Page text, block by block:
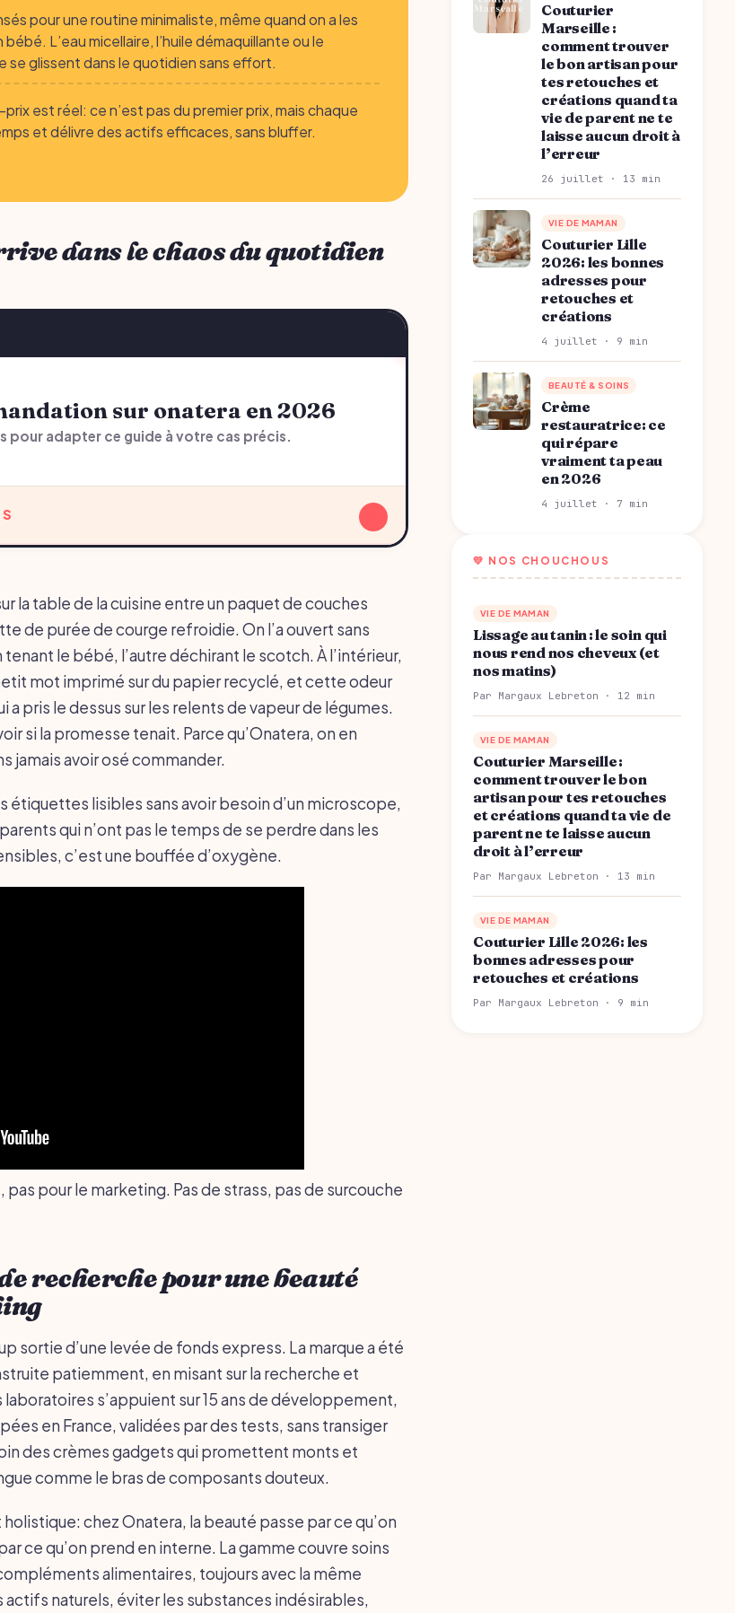
pour une routine minimaliste, même quand on a les
bébé. L’eau micellaire, l’huile démaquillante ou le
se glissent dans le quotidien sans effort.
est réel: ce n’est pas du premier prix, mais chaque
et délivre des actifs efficaces, sans bluffer.
dans le chaos du quotidien
sur onatera en 2026
pour adapter ce guide à votre cas précis.
la table de la cuisine entre un paquet de couches
de purée de courge refroidie. On l’a ouvert sans
le bébé, l’autre déchirant le scotch. À l’intérieur,
mot imprimé sur du papier recyclé, et cette odeur
a pris le dessus sur les relents de vapeur de légumes.
si la promesse tenait. Parce qu’Onatera, on en
jamais avoir osé commander.
étiquettes lisibles sans avoir besoin d’un microscope,
qui n’ont pas le temps de se perdre dans les
c’est une bouffée d’oxygène.
pas pour le marketing. Pas de strass, pas de surcouche
recherche pour une beauté
sortie d’une levée de fonds express. La marque a été
patiemment, en misant sur la recherche et
s’appuient sur 15 ans de développement,
en France, validées par des tests, sans transiger
des crèmes gadgets qui promettent monts et
comme le bras de composants douteux.
chez Onatera, la beauté passe par ce qu’on
ce qu’on prend en interne. La gamme couvre soins
alimentaires, toujours avec la même
naturels, éviter les substances indésirables,
Couturier
Marseille :
comment trouver
le bon artisan pour
tes retouches et
créations quand ta
vie de parent ne te
laisse aucun droit à
l’erreur
26 juillet · 13 min
VIE DE MAMAN
Couturier Lille
2026: les bonnes
adresses pour
retouches et
créations
4 juillet · 9 min
BEAUTÉ & SOINS
Crème
restauratrice: ce
qui répare
vraiment ta peau
en 2026
4 juillet · 7 min
💛 NOS CHOUCHOUS
VIE DE MAMAN
Lissage au tanin : le soin qui
nous rend nos cheveux (et
nos matins)
Par Margaux Lebreton · 12 min
VIE DE MAMAN
Couturier Marseille :
comment trouver le bon
artisan pour tes retouches
et créations quand ta vie de
parent ne te laisse aucun
droit à l’erreur
Par Margaux Lebreton · 13 min
VIE DE MAMAN
Couturier Lille 2026: les
bonnes adresses pour
retouches et créations
Par Margaux Lebreton · 9 min